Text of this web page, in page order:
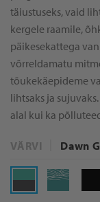
täiustuseks, vaid
kergele raamile,
päikesekattega
võrreldamatu
tõukekäepideme
lihtsaks ja
alal kui ka
VÄRVI Dawn